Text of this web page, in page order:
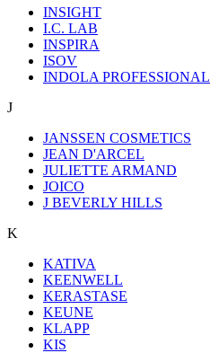
INSIGHT
I.C. LAB
INSPIRA
ISOV
INDOLA PROFESSIONAL
J
JANSSEN COSMETICS
JEAN D'ARCEL
JULIETTE ARMAND
JOICO
J BEVERLY HILLS
K
KATIVA
KEENWELL
KERASTASE
KEUNE
KLAPP
KIS